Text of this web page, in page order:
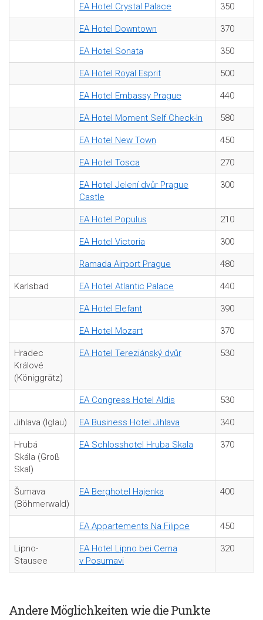
EA Hotel Crystal Palace 350
EA Hotel Downtown 370
EA Hotel Sonata 350
EA Hotel Royal Esprit 500
EA Hotel Embassy Prague 440
EA Hotel Moment Self Check-In 580
EA Hotel New Town 450
EA Hotel Tosca 270
EA Hotel Jelení dvůr Prague
Castle
300
EA Hotel Populus 210
EA Hotel Victoria 300
Ramada Airport Prague 480
Karlsbad EA Hotel Atlantic Palace 440
EA Hotel Elefant 390
EA Hotel Mozart 370
Hradec
Králové
(Königgrätz)
EA Hotel Tereziánský dvůr 530
EA Congress Hotel Aldis 530
Jihlava (Iglau) EA Business Hotel Jihlava 340
Hrubá
Skála (Groß
Skal)
EA Schlosshotel Hruba Skala 370
Šumava
(Böhmerwald)
EA Berghotel Hajenka 400
EA Appartements Na Filipce 450
Lipno-
Stausee
EA Hotel Lipno bei Cerna
v Posumavi
320
Andere Möglichkeiten wie die Punkte